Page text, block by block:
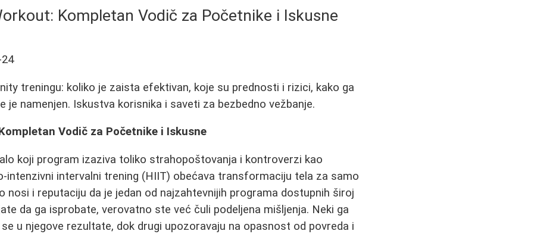
Kompletan Vodič za Početnike i Iskusne
treningu: koliko je zaista efektivan, koje su prednosti i rizici, kako ga
je namenjen. Iskustva korisnika i saveti za bezbedno vežbanje.
Vodič za Početnike i Iskusne
koji program izaziva toliko strahopoštovanja i kontroverzi kao
intenzivni intervalni trening (HIIT) obećava transformaciju tela za samo
nosi i reputaciju da je jedan od najzahtevnijih programa dostupnih široj
da ga isprobate, verovatno ste već čuli podeljena mišljenja. Neki ga
u njegove rezultate, dok drugi upozoravaju na opasnost od povreda i